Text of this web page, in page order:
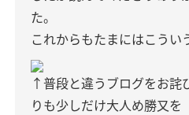
た。
これからもたまにはこうい
↑普段と違うブログをお詫
りも少しだけ大人め勝又を